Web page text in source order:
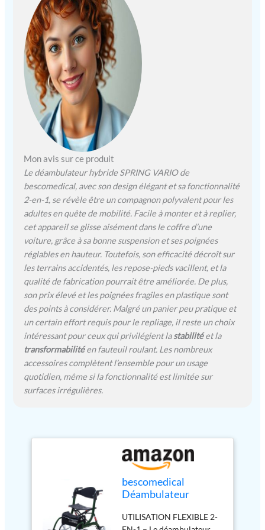
aluminium, ce
déambulateur 4 roues
combine légèreté et
solidité. Il ne pèse que 7,7
kg (sans accessoire) mais
136 kg max. Il est idéal
pour les seniors ou les
personnes atteintes de SEP.
HAUTEUR RÉGLABLE –
Les poignées de l'aide à la
posture de marche. Elles
permettent également à
l'accompagnateur de
confortablement pousser
l'utilisateur du siège
roulant. TRÈS MANIABLE
– Les petits obstacles ne
sont pas un problème,
grâce aux aides au
niveau des roues arrière du
déambulateur chaise
roulante. Les pneus en
caoutchouc et les
suspensions le rendent
idéal à utiliser en extérieur.
LIVRAISON – Rollator
Contenu : 1x déambulateur
en aluminium ; 1x filet de
transport. Le modèle S
mesurant moins de 1,60 m.
Mon avis sur ce produit
Le déambulateur hybride SPRING VARIO de
bescomedical, avec son design élégant et sa fonctionnalité
2-en-1, se révèle être un compagnon polyvalent pour les
adultes en quête de mobilité. Facile à monter et à replier,
cet appareil se glisse aisément dans le coffre d’une
voiture, grâce à sa bonne suspension et ses poignées
réglables en hauteur. Toutefois, son efficacité décroît sur
les terrains accidentés, les repose-pieds vacillent, et la
qualité de fabrication pourrait être améliorée. De plus,
son prix élevé et les poignées fragiles en plastique sont
des points à considérer. Malgré un panier peu pratique et
un certain effort requis pour le repliage, il reste un choix
intéressant pour ceux qui privilégient lastabilitéet la
transformabilitéen fauteuil roulant. Les nombreux
accessoires complètent l’ensemble pour un usage
quotidien, même si la fonctionnalité est limitée sur
surfaces irrégulières.
bescomedical
Déambulateur
VARIO –
UTILISATION FLEXIBLE 2-